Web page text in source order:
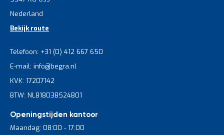
Nederland
Bekijk route
Telefoon: +31 (0) 412 667 650
E-mail: info@begra.nl
KVK: 17207142
BTW: NL818038524B01
Openingstijden kantoor
Maandag: 08:00 - 17:00